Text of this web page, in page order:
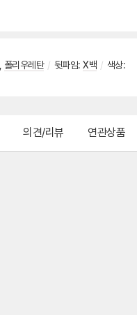
폴리우레탄 / 뒷파임: X백 / 색상:
의견/리뷰 연관상품